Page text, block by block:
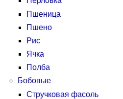
Пшеница
Пшено
Рис
Ячка
Полба
Бобовые
Стручковая фасоль